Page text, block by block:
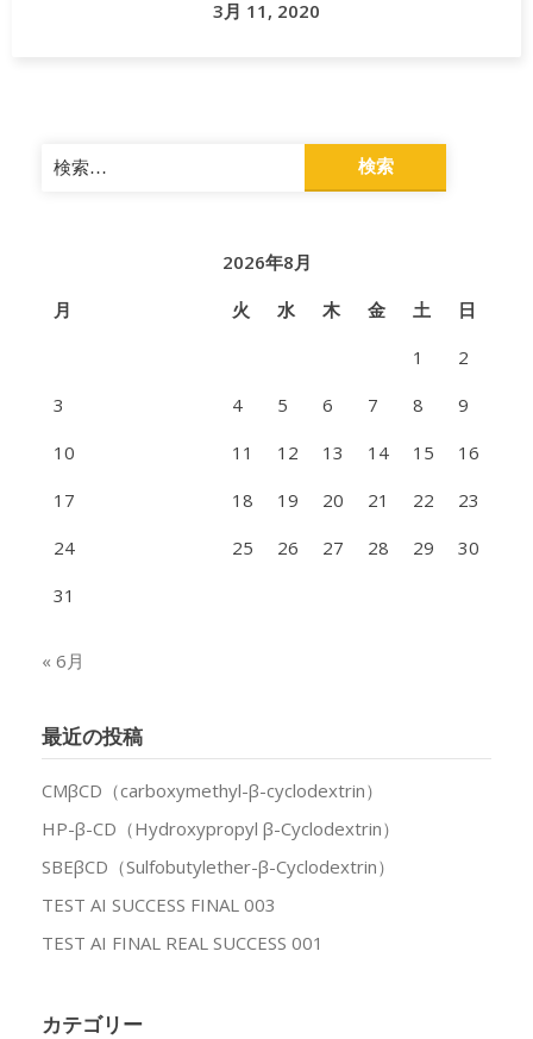
食
3月 11, 2020
検
索:
2026年8月
月
火 水 木 金 土
日
1
2
3
4 5 6 7 8
9
10
11 12 13 14 15
16
17
18 19 20 21 22
23
24
25 26 27 28 29
30
31
« 6月
最近の投稿
CMβCD（carboxymethyl-β-cyclodextrin）
HP-β-CD（Hydroxypropyl β-Cyclodextrin）
SBEβCD（Sulfobutylether-β-Cyclodextrin）
TEST AI SUCCESS FINAL 003
TEST AI FINAL REAL SUCCESS 001
カテゴリー